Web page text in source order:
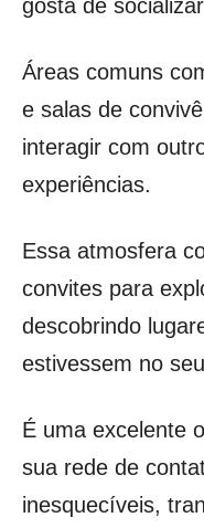
gosta de
Áreas comuns
e salas de
interagir com
experiências.
Essa atmosfera
convites para
descobrindo
estivessem no
É uma excelente
sua rede de
inesquecíveis,